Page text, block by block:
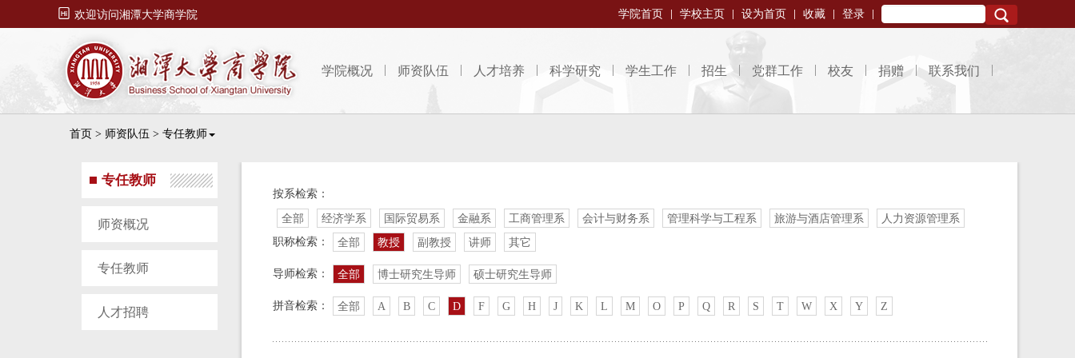
 欢迎访问湘潭大学商学院 学院首页 学校主页 设为首页 收藏 登录
学院概况 师资队伍 人才培养 科学研究 学生工作 招生 党群工作 校友 捐赠 联系我们
首页 > 师资队伍 > 专任教师
专任教师
师资概况
专任教师
人才招聘
按系检索：
全部 经济学系 国际贸易系 金融系 工商管理系 会计与财务系 管理科学与工程系 旅游与酒店管理系
人力资源管理系
职称检索：
全部 教授 副教授 讲师 其它
导师检索： 全部 博士研究生导师 硕士研究生导师
拼音检索： 全部 A B C D F G H J K L M O P Q R S T W X Y Z